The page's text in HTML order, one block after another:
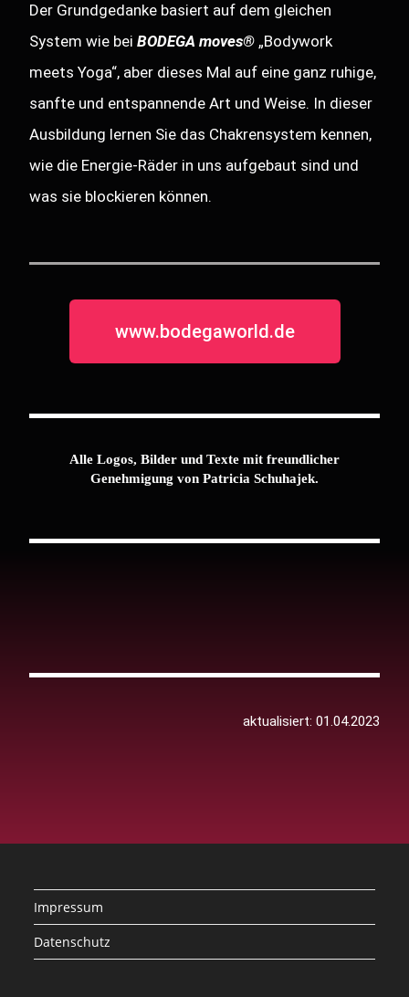
Der Grundgedanke basiert auf dem gleichen
System wie beiBODEGA moves® „Bodywork
meets Yoga“, aber dieses Mal auf eine ganz ruhige,
sanfte und entspannende Art und Weise. In dieser
Ausbildung lernen Sie das Chakrensystem kennen,
wie die Energie-Räder in uns aufgebaut sind und
was sie blockieren können.
www.bodegaworld.de
Alle Logos, Bilder und Texte mit freundlicher
Genehmigung von Patricia Schuhajek.
aktualisiert: 01.04.2023
Impressum
Datenschutz